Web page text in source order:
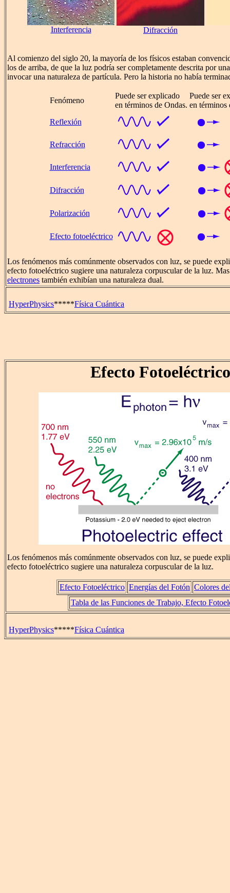
Interferencia Difracción
Al comienzo del siglo 20, la mayoría de los físicos estaban
los de arriba, de que la luz podría ser completamente descrita por
invocar una naturaleza de partícula. Pero la historia no había
Fenómeno
Puede ser explicado
en términos de Ondas.
Puede ser
en términos
Reflexión
Refracción
Interferencia
Difracción
Polarización
Efecto fotoeléctrico
Los fenómenos más comúnmente observados con luz, se puede
efecto fotoeléctrico sugiere una naturaleza corpuscular de la luz.
electrones también exhibían una naturaleza dual.
HyperPhysics*****Física Cuántica
Efecto Fotoeléctrico
Los fenómenos más comúnmente observados con luz, se puede
efecto fotoeléctrico sugiere una naturaleza corpuscular de la luz.
Efecto Fotoeléctrico Energías del Fotón Colores
Tabla de las Funciones de Trabajo, Efecto
HyperPhysics*****Física Cuántica